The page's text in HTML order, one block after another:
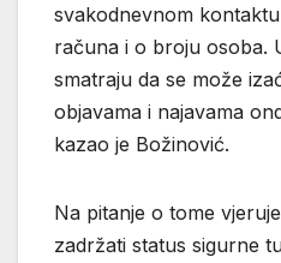
svakodnevnom
računa i o broju osoba.
smatraju da se može
objavama i najavama
kazao je Božinović.
Na pitanje o tome
zadržati status sigurne